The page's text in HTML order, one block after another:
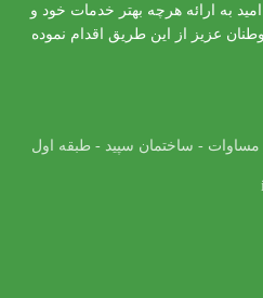
به ارائه هرچه بهتر خدمات خود و
عزیز از این طریق اقدام نموده
مساوات - ساختمان سپید - طبقه اول